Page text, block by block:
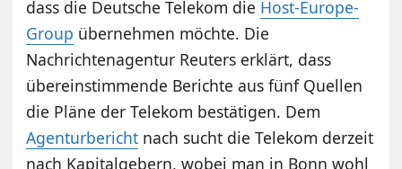
dass die Deutsche Telekom die Host-Europe-
Group übernehmen möchte. Die
Nachrichtenagentur Reuters erklärt, dass
übereinstimmende Berichte aus fünf Quellen
die Pläne der Telekom bestätigen. Dem
Agenturbericht nach sucht die Telekom derzeit
nach Kapitalgebern, wobei man in Bonn wohl